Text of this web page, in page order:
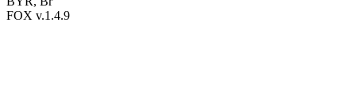
FOX v.1.4.9